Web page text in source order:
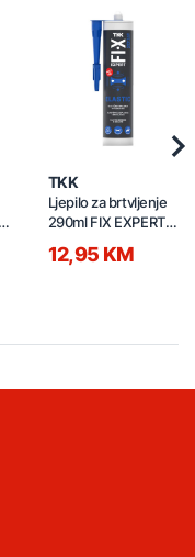
TKK
Ljepilo za brtvljenje
290ml FIX EXPERT
12,95 KM